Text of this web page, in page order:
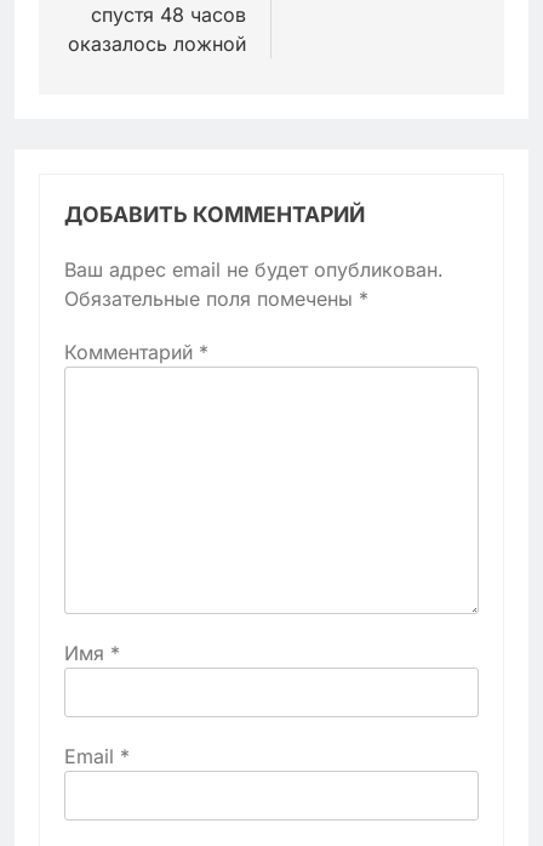
спустя 48 часов
оказалось ложной
ДОБАВИТЬ КОММЕНТАРИЙ
Ваш адрес email не будет опубликован.
Обязательные поля помечены *
Комментарий *
Имя *
Email *